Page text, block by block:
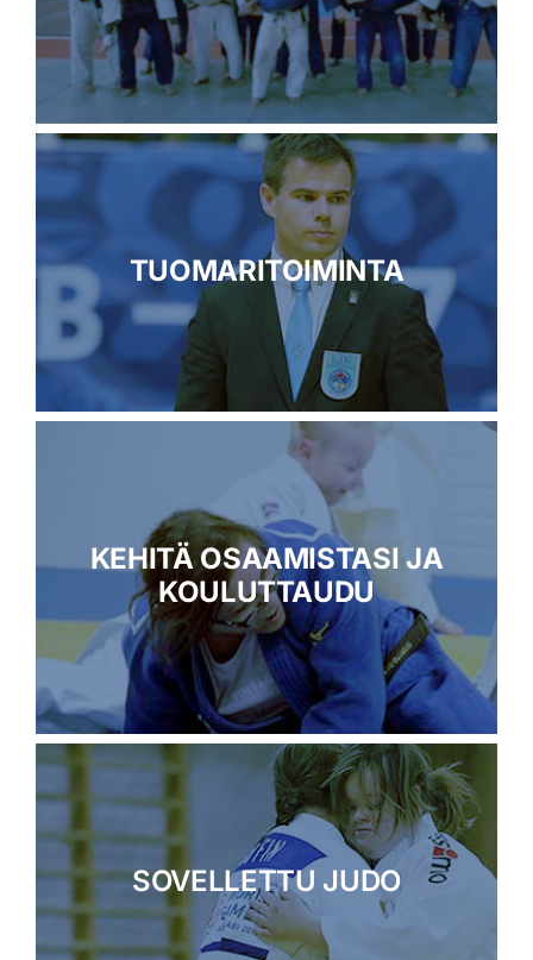
TUOMARITOIMINTA
KEHITÄ OSAAMISTASI JA
KOULUTTAUDU
SOVELLETTU JUDO